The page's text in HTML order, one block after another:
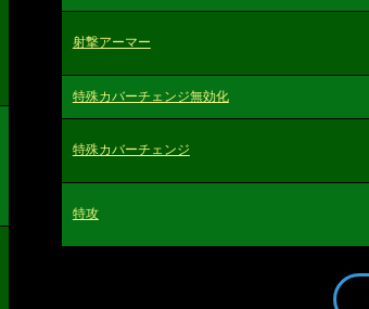
射撃アーマー
特殊カバーチェンジ無効化
特殊カバーチェンジ
特攻